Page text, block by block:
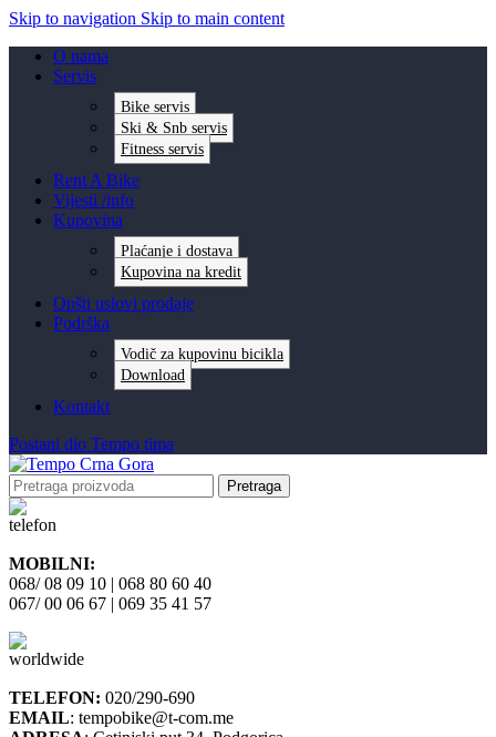
Skip to navigation Skip to main content
O nama
Servis
Bike servis
Ski & Snb servis
Fitness servis
Rent A Bike
Vijesti /info
Kupovina
Plaćanje i dostava
Kupovina na kredit
Opšti uslovi prodaje
Podrška
Vodič za kupovinu bicikla
Download
Kontakt
Postani dio Tempo tima
Pretraga
MOBILNI:
068/ 08 09 10 | 068 80 60 40
067/ 00 06 67 | 069 35 41 57
TELEFON: 020/290-690
EMAIL: tempobike@t-com.me